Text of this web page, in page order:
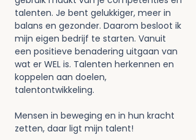
talenten. Je bent gelukkiger, meer in
balans en gezonder. Daarom besloot ik
mijn eigen bedrijf te starten. Vanuit
een positieve benadering uitgaan van
wat er WEL is. Talenten herkennen en
koppelen aan doelen,
talentontwikkeling.
Mensen in beweging en in hun kracht
zetten, daar ligt mijn talent!